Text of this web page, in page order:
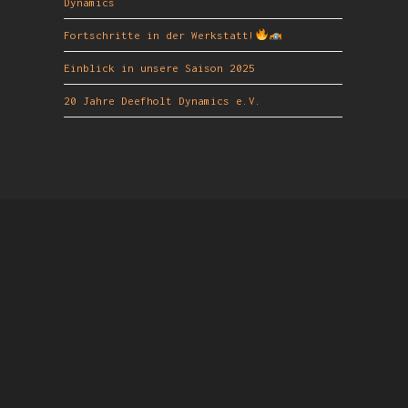
Fortschritte in der Werkstatt!
Einblick in unsere Saison 2025
20 Jahre Deefholt Dynamics e.V.